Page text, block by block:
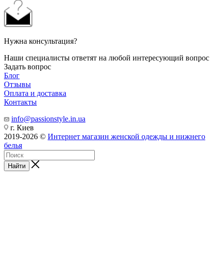
Нужна консультация?
Наши специалисты ответят на любой интересующий вопрос
Задать вопрос
Блог
Отзывы
Оплата и доставка
Контакты
info@passionstyle.in.ua
г. Киев
2019-2026 © Интернет магазин женской одежды и нижнего
белья
Найти